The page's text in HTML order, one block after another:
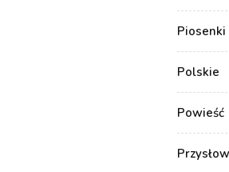
Piosenki
Polskie
Powieść